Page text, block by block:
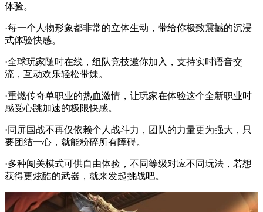
体验。
·每一个人物形象都非常的立体生动，带给你极致震撼的沉浸
式体验快感。
·全球玩家随时在线，组队竞技邀你加入，支持实时语音交
流，互动欢乐轻松带妹。
·重燃传奇单职业的热血激情，让玩家在体验这个全新职业时
感受心跳加速的极限快感。
·同屏国战不再仅依赖个人战斗力，团队的力量更为强大，只
要团结一心，就能粉碎所有障碍。
·多种闯关模式可供自由体验，不同等级对应不同玩法，若想
获得更炫酷的武器，就来发起挑战吧。